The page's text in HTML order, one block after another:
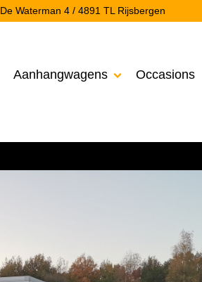
De Waterman 4 / 4891 TL Rijsbergen
Aanhangwagens  Occasions